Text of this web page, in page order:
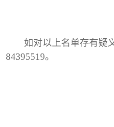
如对以上名单存有疑
84395519。